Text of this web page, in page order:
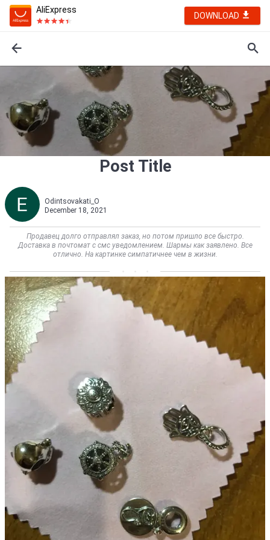
AliExpress
DOWNLOAD
Post Title
Odintsovakati_O
December 18, 2021
Продавец долго отправлял заказ, но потом пришло все быстро.
Доставка в почтомат с смс уведомлением. Шармы как заявлено. Все
отлично. На картинке симпатичнее чем в жизни.